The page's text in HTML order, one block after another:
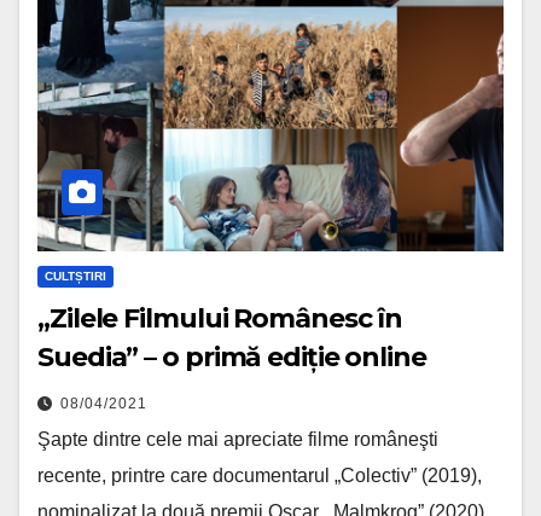
CULTȘTIRI
„Zilele Filmului Românesc în
Suedia” – o primă ediție online
08/04/2021
Şapte dintre cele mai apreciate filme româneşti
recente, printre care documentarul „Colectiv” (2019),